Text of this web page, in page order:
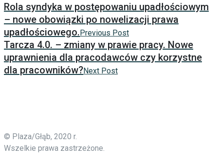
Rola syndyka w postępowaniu upadłościowym
– nowe obowiązki po nowelizacji prawa
upadłościowego.Previous Post
Tarcza 4.0. – zmiany w prawie pracy. Nowe
uprawnienia dla pracodawców czy korzystne
dla pracowników?Next Post
© Plaza/Głąb, 2020 r.
Wszelkie prawa zastrzeżone.